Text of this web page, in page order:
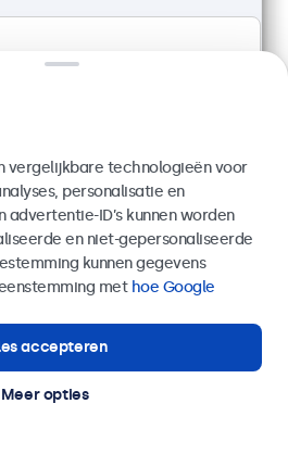
USB-C, VGA
inbouw
45 mm
In winkelwagen
vergelijkbare technologieën voor
personalisatie en
ID’s kunnen worden
en niet-gepersonaliseerde
kunnen gegevens
met hoe Google
accepteren
Meer opties